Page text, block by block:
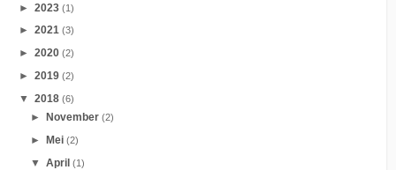
► 2023 (1)
► 2021 (3)
► 2020 (2)
► 2019 (2)
▼ 2018 (6)
► November(2)
► Mei(2)
▼April(1)